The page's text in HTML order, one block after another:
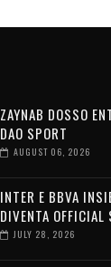
ZAYNAB DOSSO
DAO SPORT
AUGUST 06, 2026
INTER E BBVA
DIVENTA OFFICIAL
JULY 28, 2026